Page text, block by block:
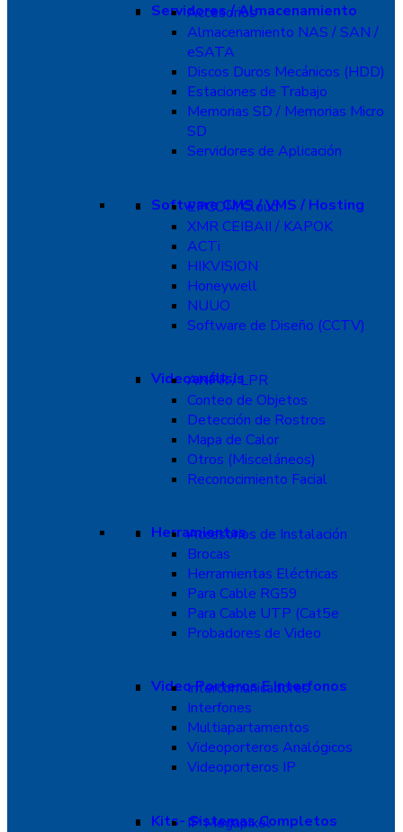
Servidores / Almacenamiento
Accesorios
Almacenamiento NAS / SAN /
eSATA
Discos Duros Mecánicos (HDD)
Estaciones de Trabajo
Memorias SD / Memorias Micro
SD
Servidores de Aplicación
Software CMS / VMS / Hosting
EPCOM Cloud
XMR CEIBAII / KAPOK
ACTi
HIKVISION
Honeywell
NUUO
Software de Diseño (CCTV)
Videoanálisis
ANPR / LPR
Conteo de Objetos
Detección de Rostros
Mapa de Calor
Otros (Misceláneos)
Reconocimiento Facial
Herramientas
Accesorios de Instalación
Brocas
Herramientas Eléctricas
Para Cable RG59
Para Cable UTP (Cat5e
Probadores de Video
Video Porteros E Interfonos
Intercomunicadores
Interfones
Multiapartamentos
Videoporteros Analógicos
Videoporteros IP
Kits- Sistemas Completos
IP Megapixel